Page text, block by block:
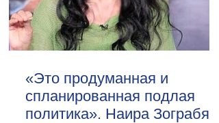
«Это продуманная и
спланированная подлая
политика». Наира Зограбян